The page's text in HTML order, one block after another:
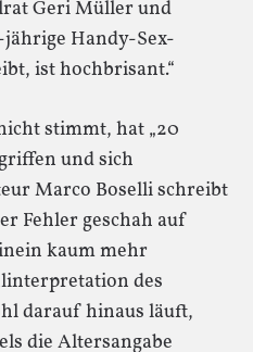
Geri Müller und
jährige Handy-Sex-
ist hochbrisant.“
stimmt, hat „20
und sich
Marco Boselli schreibt
Fehler geschah auf
kaum mehr
des
darauf hinaus läuft,
die Altersangabe